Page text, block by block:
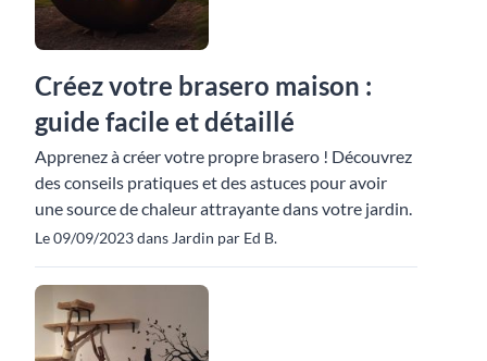
Créez votre brasero maison :
guide facile et détaillé
Apprenez à créer votre propre brasero ! Découvrez
des conseils pratiques et des astuces pour avoir
une source de chaleur attrayante dans votre jardin.
Le 09/09/2023 dans Jardin par Ed B.